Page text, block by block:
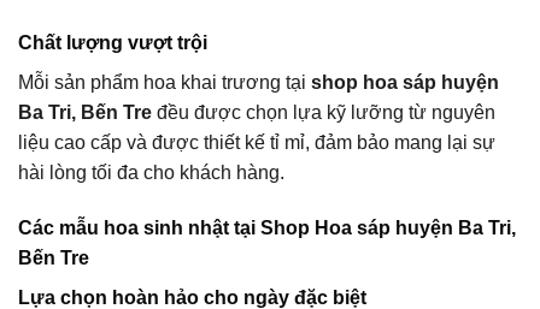
Chất lượng vượt trội
Mỗi sản phẩm hoa khai trương tại shop hoa sáp huyện
Ba Tri, Bến Tre đều được chọn lựa kỹ lưỡng từ nguyên
liệu cao cấp và được thiết kế tỉ mỉ, đảm bảo mang lại sự
hài lòng tối đa cho khách hàng.
Các mẫu hoa sinh nhật tại Shop Hoa sáp huyện Ba Tri,
Bến Tre
Lựa chọn hoàn hảo cho ngày đặc biệt